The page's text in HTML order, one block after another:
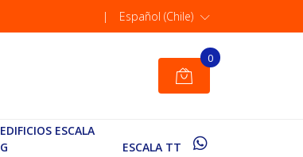
| Español (Chile)
0
EDIFICIOS ESCALA
G
ESCALA TT